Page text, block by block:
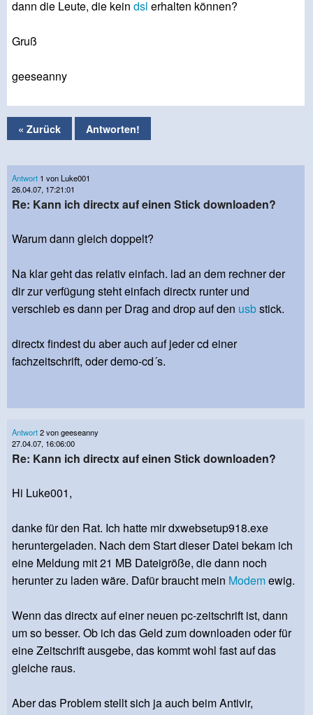
dann die Leute, die kein dsl erhalten können?
Gruß
geeseanny
« Zurück Antworten!
Antwort 1 von Luke001
26.04.07, 17:21:01
Re: Kann ich directx auf einen Stick downloaden?
Warum dann gleich doppelt?
Na klar geht das relativ einfach. lad an dem rechner der
dir zur verfügung steht einfach directx runter und
verschieb es dann per Drag and drop auf den usbstick.
directx findest du aber auch auf jeder cd einer
fachzeitschrift, oder demo-cd´s.
Antwort2 von geeseanny
27.04.07, 16:06:00
Re: Kann ich directx auf einen Stick downloaden?
Hi Luke001,
danke für den Rat. Ich hatte mir dxwebsetup918.exe
heruntergeladen. Nach dem Start dieser Datei bekam ich
eine Meldung mit 21 MB Dateigröße, die dann noch
herunter zu laden wäre. Dafür braucht mein Modemewig.
Wenn das directx auf einer neuen pc-zeitschrift ist, dann
um so besser. Ob ich das Geld zum downloaden oder für
eine Zeitschrift ausgebe, das kommt wohl fast auf das
gleiche raus.
Aber das Problem stellt sich ja auch beim Antivir,